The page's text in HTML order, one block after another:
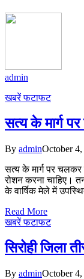
admin
खबरें फटाफट
सत्य के मार्ग
By adminOctober 4,
सत्य के मार्ग पर चलकर
रोशन करना चाहिए।
के वार्षिक मेले में
Read More
खबरें फटाफट
सिरोही जिला
By adminOctober 4,